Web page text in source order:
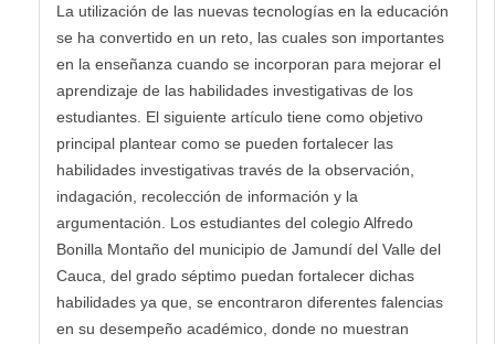
La utilización de las nuevas tecnologías en la educación
se ha convertido en un reto, las cuales son importantes
en la enseñanza cuando se incorporan para mejorar el
aprendizaje de las habilidades investigativas de los
estudiantes. El siguiente artículo tiene como objetivo
principal plantear como se pueden fortalecer las
habilidades investigativas través de la observación,
indagación, recolección de información y la
argumentación. Los estudiantes del colegio Alfredo
Bonilla Montaño del municipio de Jamundí del Valle del
Cauca, del grado séptimo puedan fortalecer dichas
habilidades ya que, se encontraron diferentes falencias
en su desempeño académico, donde no muestran